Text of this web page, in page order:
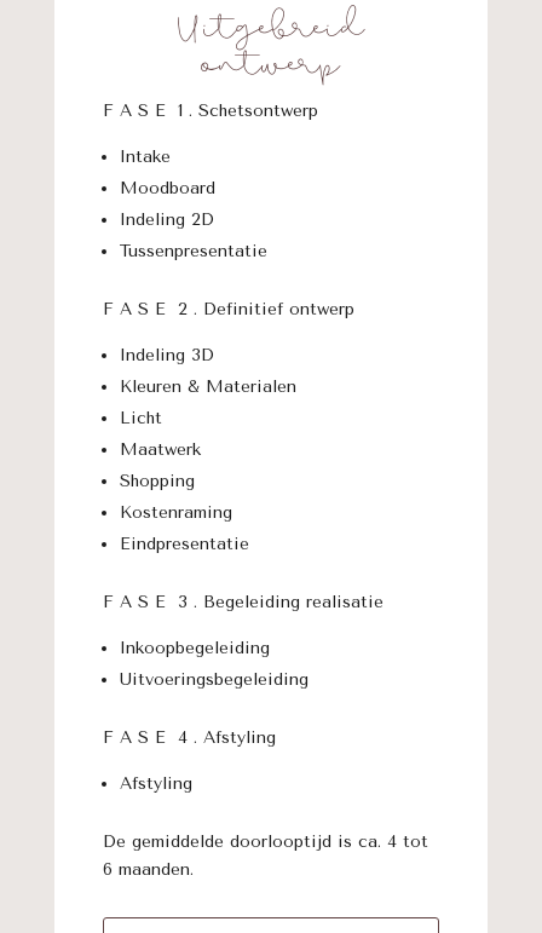
Uitgebreid
ontwerp
F A S E 1 . Schetsontwerp
Intake
Moodboard
Indeling 2D
Tussenpresentatie
F A S E 2 . Definitief ontwerp
Indeling 3D
Kleuren & Materialen
Licht
Maatwerk
Shopping
Kostenraming
Eindpresentatie
F A S E 3 . Begeleiding realisatie
Inkoopbegeleiding
Uitvoeringsbegeleiding
F A S E 4 . Afstyling
Afstyling
De gemiddelde doorlooptijd is ca. 4 tot
6 maanden.